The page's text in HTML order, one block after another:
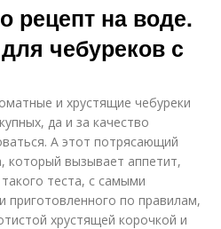
рецепт на воде.
чебуреков с
и хрустящие чебуреки
да и за качество
А этот потрясающий
который вызывает аппетит,
теста, с самыми
по правилам,
хрустящей корочкой и